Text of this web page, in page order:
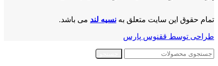
تمام حقوق این سایت متعلق به نسیه لند می باشد.
طراحی توسط ققنوس پارس